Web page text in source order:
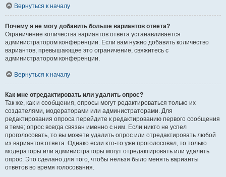
Вернуться к началу
Почему я не могу добавить больше вариантов ответа?
Ограничение количества вариантов ответа устанавливается
администратором конференции. Если вам нужно добавить количество
вариантов, превышающее это ограничение, свяжитесь с
администратором конференции.
Вернуться к началу
Как мне отредактировать или удалить опрос?
Так же, как и сообщения, опросы могут редактироваться только их
создателями, модераторами или администраторами. Для
редактирования опроса перейдите к редактированию первого сообщения
в теме; опрос всегда связан именно с ним. Если никто не успел
проголосовать, то вы можете удалить опрос или отредактировать любой
из вариантов ответа. Однако если кто-то уже проголосовал, то только
модераторы или администраторы могут отредактировать или удалить
опрос. Это сделано для того, чтобы нельзя было менять варианты
ответов во время голосования.